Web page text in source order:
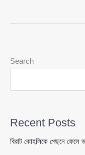
তামিম
—
ফের
সামনে
Search
Recent Posts
বিরাট কোহলিকে পেছনে ফেলে